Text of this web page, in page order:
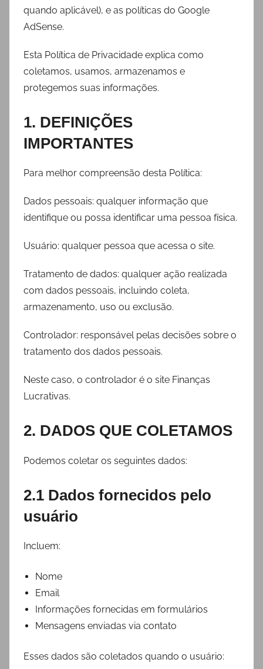
quando aplicável), e as políticas do Google
AdSense.
Esta Política de Privacidade explica como
coletamos, usamos, armazenamos e
protegemos suas informações.
1. DEFINIÇÕES
IMPORTANTES
Para melhor compreensão desta Política:
Dados pessoais: qualquer informação que
identifique ou possa identificar uma pessoa física.
Usuário: qualquer pessoa que acessa o site.
Tratamento de dados: qualquer ação realizada
com dados pessoais, incluindo coleta,
armazenamento, uso ou exclusão.
Controlador: responsável pelas decisões sobre o
tratamento dos dados pessoais.
Neste caso, o controlador é o site Finanças
Lucrativas.
2. DADOS QUE COLETAMOS
Podemos coletar os seguintes dados:
2.1 Dados fornecidos pelo
usuário
Incluem:
Nome
Email
Informações fornecidas em formulários
Mensagens enviadas via contato
Esses dados são coletados quando o usuário: